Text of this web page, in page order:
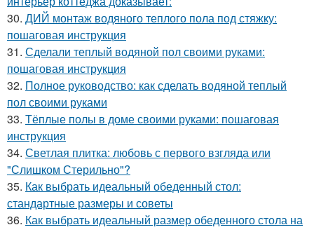
30. ДИЙ монтаж водяного теплого пола под стяжку:
пошаговая инструкция
31. Сделали теплый водяной пол своими руками:
пошаговая инструкция
32. Полное руководство: как сделать водяной теплый
пол своими руками
33. Тёплые полы в доме своими руками: пошаговая
инструкция
34. Светлая плитка: любовь с первого взгляда или
"Слишком Стерильно"?
35. Как выбрать идеальный обеденный стол:
стандартные размеры и советы
36. Как выбрать идеальный размер обеденного стола на